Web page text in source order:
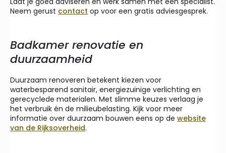
Neem gerust contact op voor een gratis adviesgesprek.
Badkamer renovatie en
duurzaamheid
Duurzaam renoveren betekent kiezen voor
waterbesparend sanitair, energiezuinige verlichting en
gerecyclede materialen. Met slimme keuzes verlaag je
het verbruik én de milieubelasting. Kijk voor meer
informatie over duurzaam bouwen eens op de website
van de Rijksoverheid.